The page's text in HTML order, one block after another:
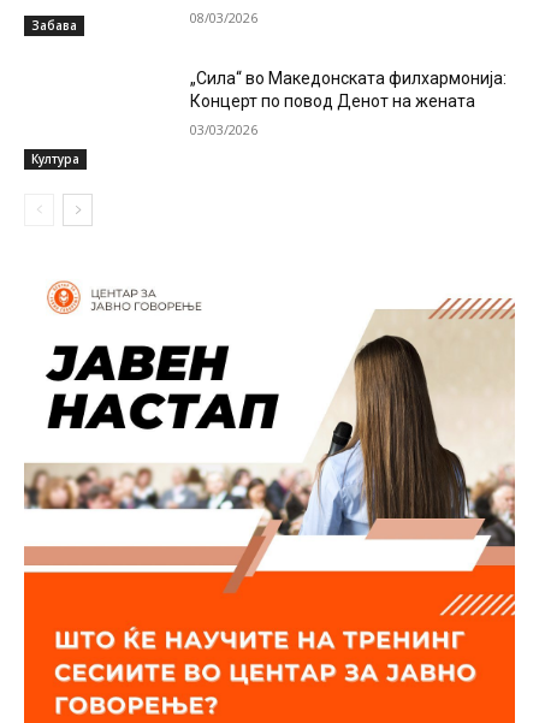
Забава 08/03/2026
Култура
„Сила“ во Македонската филхармонија:
Концерт по повод Денот на жената
03/03/2026